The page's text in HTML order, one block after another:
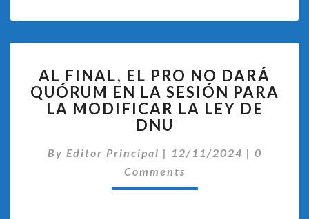
FINAL,
EL
PRO
NO
QUÓRUM
EN
AL FINAL, EL PRO NO DARÁ
QUÓRUM EN LA SESIÓN PARA
LA MODIFICAR LA LEY DE
DNU
By Editor Principal | 12/11/2024 | 0
Comments